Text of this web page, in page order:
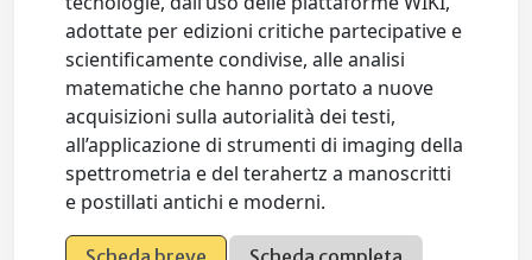
adottate per edizioni critiche partecipative e
scientificamente condivise, alle analisi
matematiche che hanno portato a nuove
acquisizioni sulla autorialità dei testi,
all’applicazione di strumenti di imaging della
spettrometria e del terahertz a manoscritti
e postillati antichi e moderni.